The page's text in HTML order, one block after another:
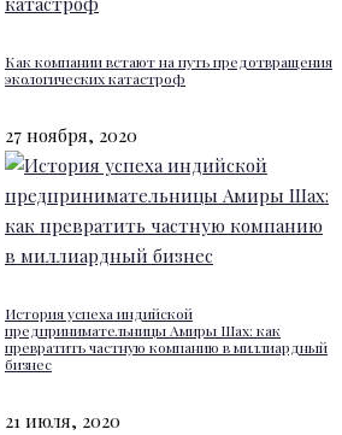
Как компании встают на путь предотвращения
экологических катастроф
27 ноября, 2020
История успеха индийской
предпринимательницы Амиры Шах: как
превратить частную компанию в миллиардный
бизнес
21 июля, 2020